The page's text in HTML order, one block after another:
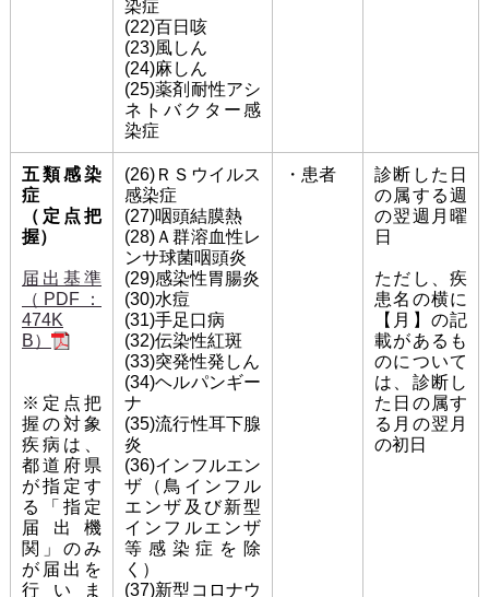
染症
(22)百日咳
(23)風しん
(24)麻しん
(25)薬剤耐性アシ
ネトバクター感
染症
五類感染
症
（定点把
握）
届出基準
（PDF：
474K
B）
※定点把
握の対象
疾病は、
都道府県
が指定す
る「指定
届出機
関」のみ
が届出を
行いま
(26)ＲＳウイルス
感染症
(27)咽頭結膜熱
(28)Ａ群溶血性レ
ンサ球菌咽頭炎
(29)感染性胃腸炎
(30)水痘
(31)手足口病
(32)伝染性紅斑
(33)突発性発しん
(34)ヘルパンギー
ナ
(35)流行性耳下腺
炎
(36)インフルエン
ザ（鳥インフル
エンザ及び新型
インフルエンザ
等感染症を除
く）
(37)新型コロナウ
・患者
診断した日
の属する週
の翌週月曜
日
ただし、疾
患名の横に
【月】の記
載があるも
のについて
は、診断し
た日の属す
る月の翌月
の初日